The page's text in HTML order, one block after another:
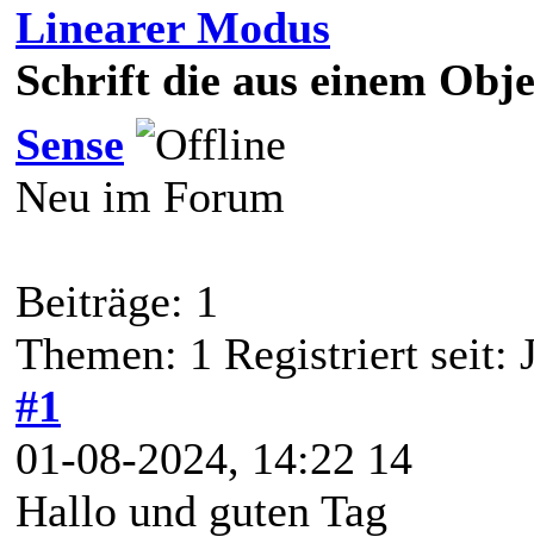
Linearer Modus
Schrift die aus einem
Sense
Neu im Forum
Beiträge: 1
Themen: 1 Registriert seit:
#1
01-08-2024, 14:22 14
Hallo und guten Tag